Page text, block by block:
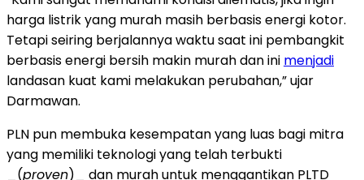
harga listrik yang murah masih berbasis energi kotor.
Tetapi seiring berjalannya waktu saat ini pembangkit
berbasis energi bersih makin murah dan ini menjadi
landasan kuat kami melakukan perubahan,” ujar
Darmawan.
PLN pun membuka kesempatan yang luas bagi mitra
yang memiliki teknologi yang telah terbukti
_(proven)_ dan murah untuk menggantikan PLTD